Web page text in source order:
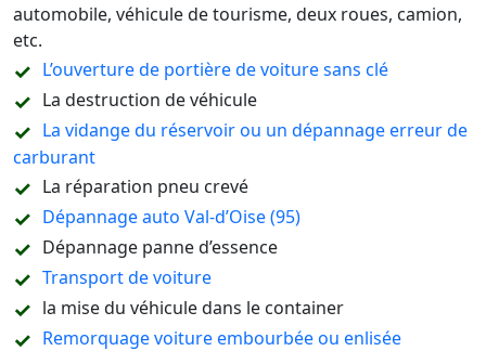
automobile, véhicule de tourisme, deux roues, camion,
etc.
L’ouverture de portière de voiture sans clé
La destruction de véhicule
La vidange du réservoir ou un dépannage erreur de
carburant
La réparation pneu crevé
Dépannage auto Val-d’Oise (95)
Dépannage panne d’essence
Transport de voiture
la mise du véhicule dans le container
Remorquage voiture embourbée ou enlisée